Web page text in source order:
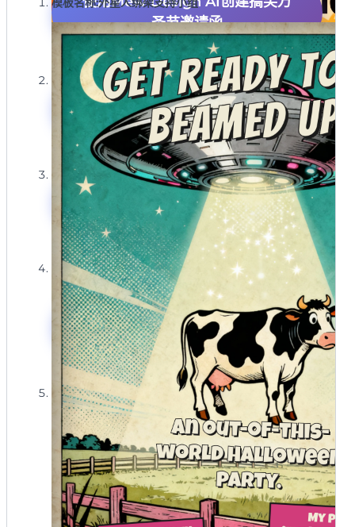
提示词:搞笑女巫主题邀请卡。图像:戴着墨镜,摆出时髦姿势
的卡通女巫。风格:现代时尚。包含文字:“女巫最好有我的糖
果!”。添加详情:“成人不给糖就捣蛋派对”,“女巫团会所,塞勒
姆法院666号”,“10月31日”。
使用Mew Design AI创建搞笑万
圣节邀请函
模板名称:爬过来
提示词:幼儿可爱吸血鬼邀请函。图像:微笑的卡通小吸血鬼,
尖牙是糖果玉米。风格:明亮欢快。包含文字:“我想吃你的糖
果!(也会分享一些!)”,“幼儿友好万圣节玩耍约会”,“10月22日上
午10点”,“小芽芽游乐场”。 —ar 5:7
使用Mew Design AI创建搞笑万
圣节邀请函
模板名称:喵喵完美魔法派对
极简,企业风格。包含文字:“强制会议:第四季度灵魂审查”,“议
程:1. 服装比赛 2. 吃披萨 3. 提早回家。“添加详情:“3号会议
室,10月31日,下午3点。“
使用Mew Design AI创建搞笑万
圣节邀请函
模板名称:团队精神(幽灵)
圣节邀请函
模板名称:女巫的休息夜